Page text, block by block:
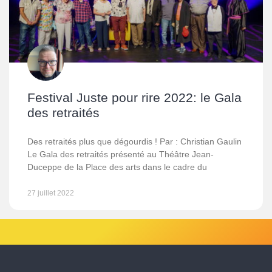
Festival Juste pour rire 2022: le Gala
des retraités
Des retraités plus que dégourdis ! Par : Christian Gaulin
Le Gala des retraités présenté au Théâtre Jean-
Duceppe de la Place des arts dans le cadre du
27 juillet 2022